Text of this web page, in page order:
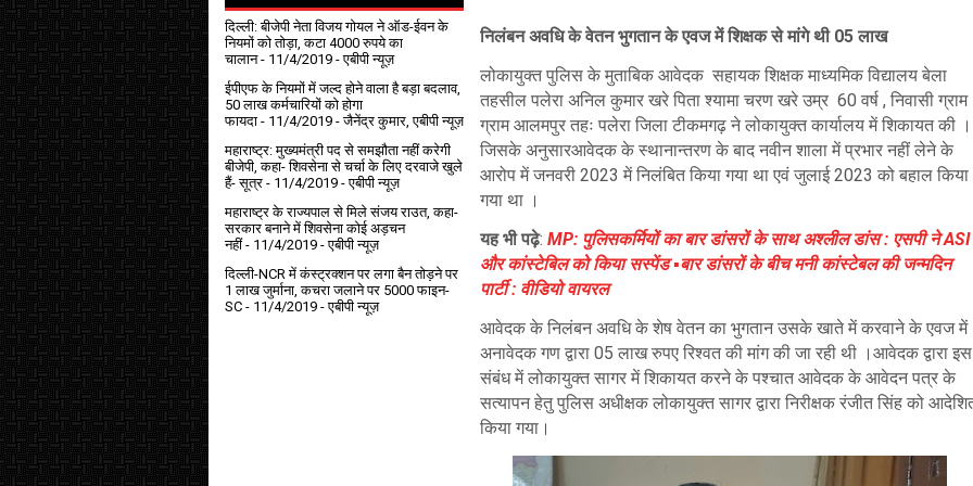
निलंबन अवधि के वेतन भुगतान के एवज में शिक्षक से मांगे थी 05 लाख
लोकायुक्त पुलिस के मुताबिक आवेदक सहायक शिक्षक माध्यमिक विद्यालय बेला
तहसील पलेरा अनिल कुमार खरे पिता श्यामा चरण खरे उम्र 60 वर्ष , निवासी ग्राम
ग्राम आलमपुर तहः पलेरा जिला टीकमगढ़ ने लोकायुक्त कार्यालय में शिकायत की ।
जिसके अनुसारआवेदक के स्थानान्तरण के बाद नवीन शाला में प्रभार नहीं लेने के
आरोप में जनवरी 2023 में निलंबित किया गया था एवं जुलाई 2023 को बहाल किया
गया था ।
यह भी पढ़े: MP: पुलिसकर्मियों का बार डांसरों के साथ अश्लील डांस : एसपी ने ASI
और कांस्टेबिल को किया सस्पेंड ▪️बार डांसरों के बीच मनी कांस्टेबल की जन्मदिन
पार्टी : वीडियो वायरल
आवेदक के निलंबन अवधि के शेष वेतन का भुगतान उसके खाते में करवाने के एवज में
अनावेदक गण द्वारा 05 लाख रुपए रिश्वत की मांग की जा रही थी ।आवेदक द्वारा इस
संबंध में लोकायुक्त सागर में शिकायत करने के पश्चात आवेदक के आवेदन पत्र के
सत्यापन हेतु पुलिस अधीक्षक लोकायुक्त सागर द्वारा निरीक्षक रंजीत सिंह को
किया गया।
दिल्ली: बीजेपी नेता विजय गोयल ने ऑड-ईवन के
नियमों को तोड़ा, कटा 4000 रुपये का
चालान- 11/4/2019 - एबीपी न्यूज़
ईपीएफ के नियमों में जल्द होने वाला है बड़ा बदलाव,
50 लाख कर्मचारियों को होगा
फायदा - 11/4/2019 - जैनेंद्र कुमार, एबीपी न्यूज़
महाराष्ट्र: मुख्यमंत्री पद से समझौता नहीं करेगी
बीजेपी, कहा- शिवसेना से चर्चा के लिए दरवाजे खुले
हैं- सूत्र - 11/4/2019 - एबीपी न्यूज़
महाराष्ट्र के राज्यपाल से मिले संजय राउत, कहा-
सरकार बनाने में शिवसेना कोई अड़चन
नहीं- 11/4/2019 - एबीपी न्यूज़
दिल्ली-NCR में कंस्ट्रक्शन पर लगा बैन तोड़ने पर
1 लाख जुर्माना, कचरा जलाने पर ₹5000 फाइन-
SC - 11/4/2019 - एबीपी न्यूज़